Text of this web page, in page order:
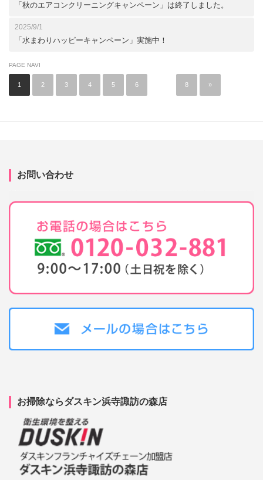
「秋のエアコンクリーニングキャンペーン」は終了しました。
2025/9/1
「水まわりハッピーキャンペーン」実施中！
PAGE NAVI
1 2 3 4 5 6 8 »
お問い合わせ
お掃除ならダスキン浜寺諏訪の森店